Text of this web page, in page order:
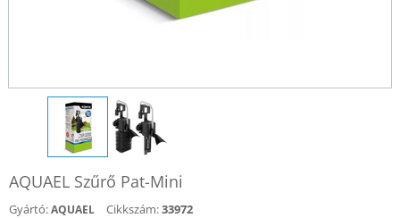
AQUAEL Szűrő Pat-Mini
Gyártó:AQUAEL Cikkszám:33972